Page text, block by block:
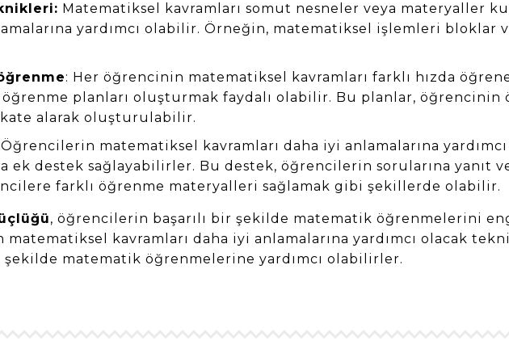
Matematiksel kavramları somut nesneler veya materyaller
yardımcı olabilir. Örneğin, matematiksel işlemleri
: Her öğrencinin matematiksel kavramları farklı hızda
planları oluşturmak faydalı olabilir. Bu planlar, öğrencinin
alarak oluşturulabilir.
Öğrencilerin matematiksel kavramları daha iyi anlamalarına
ek destek sağlayabilirler. Bu destek, öğrencilerin sorularına yanıt
farklı öğrenme materyalleri sağlamak gibi şekillerde olabilir.
, öğrencilerin başarılı bir şekilde matematik öğrenmelerini
kavramları daha iyi anlamalarına yardımcı olacak
şekilde matematik öğrenmelerine yardımcı olabilirler.